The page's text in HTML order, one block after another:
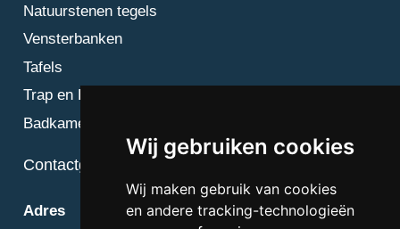
Wij gebruiken cookies
Wij maken gebruik van cookies
en andere tracking-technologieën
Natuurstenen tegels
Vensterbanken
Tafels
Trap en Bordes
Badkamer
Contactgegevens
Adres